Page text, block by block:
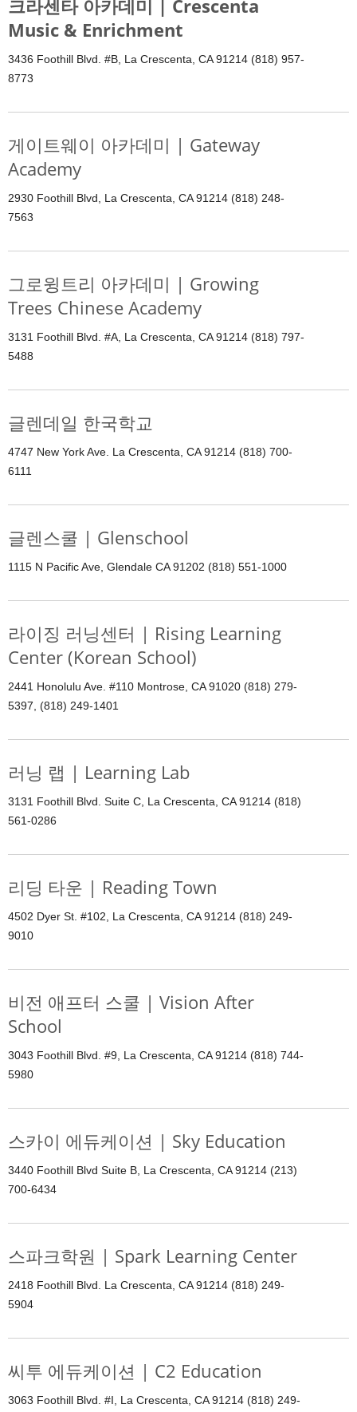
크라센타 아카데미 | Crescenta
Music & Enrichment
3436 Foothill Blvd. #B, La Crescenta, CA 91214 (818) 957-
8773
게이트웨이 아카데미 | Gateway
Academy
2930 Foothill Blvd, La Crescenta, CA 91214 (818) 248-
7563
그로윙트리 아카데미 | Growing
Trees Chinese Academy
3131 Foothill Blvd. #A, La Crescenta, CA 91214 (818) 797-
5488
글렌데일 한국학교
4747 New York Ave. La Crescenta, CA 91214 (818) 700-
6111
글렌스쿨 | Glenschool
1115 N Pacific Ave, Glendale CA 91202 (818) 551-1000
라이징 러닝센터 | Rising Learning
Center (Korean School)
2441 Honolulu Ave. #110 Montrose, CA 91020 (818) 279-
5397, (818) 249-1401
러닝 랩 | Learning Lab
3131 Foothill Blvd. Suite C, La Crescenta, CA 91214 (818)
561-0286
리딩 타운 | Reading Town
4502 Dyer St. #102, La Crescenta, CA 91214 (818) 249-
9010
비전 애프터 스쿨 | Vision After
School
3043 Foothill Blvd. #9, La Crescenta, CA 91214 (818) 744-
5980
스카이 에듀케이션 | Sky Education
3440 Foothill Blvd Suite B, La Crescenta, CA 91214 (213)
700-6434
스파크학원 | Spark Learning Center
2418 Foothill Blvd. La Crescenta, CA 91214 (818) 249-
5904
씨투 에듀케이션 | C2 Education
3063 Foothill Blvd. #I, La Crescenta, CA 91214 (818) 249-